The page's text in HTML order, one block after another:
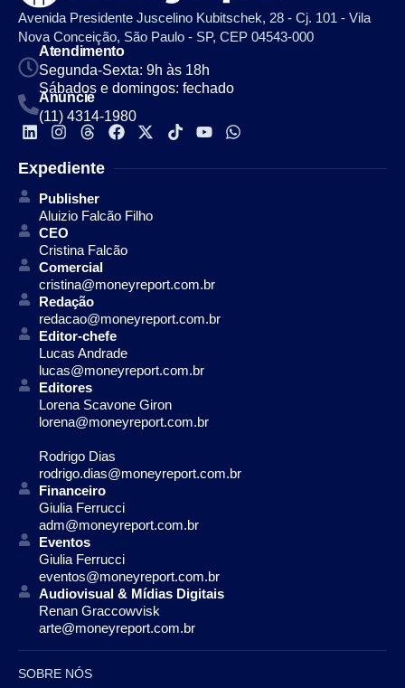
Avenida Presidente Juscelino Kubitschek, 28 - Cj. 101 - Vila
Nova Conceição, São Paulo - SP, CEP 04543-000
Atendimento
Segunda-Sexta: 9h às 18h
Sábados e domingos: fechado
Anuncie
(11) 4314-1980
Expediente
Publisher
Aluizio Falcão Filho
CEO
Cristina Falcão
Comercial
cristina@moneyreport.com.br
Redação
redacao@moneyreport.com.br
Editor-chefe
Lucas Andrade
lucas@moneyreport.com.br
Editores
Lorena Scavone Giron
lorena@moneyreport.com.br
Rodrigo Dias
rodrigo.dias@moneyreport.com.br
Financeiro
Giulia Ferrucci
adm@moneyreport.com.br
Eventos
Giulia Ferrucci
eventos@moneyreport.com.br
Audiovisual & Mídias Digitais
Renan Graccowvisk
arte@moneyreport.com.br
SOBRE NÓS